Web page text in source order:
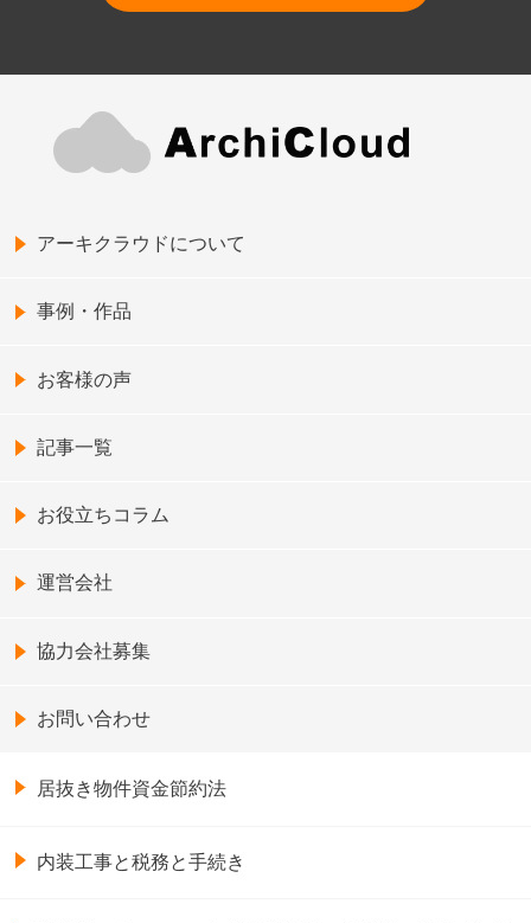
アーキクラウドについて
事例・作品
お客様の声
記事一覧
お役立ちコラム
運営会社
協力会社募集
お問い合わせ
居抜き物件資金節約法
内装工事と税務と手続き